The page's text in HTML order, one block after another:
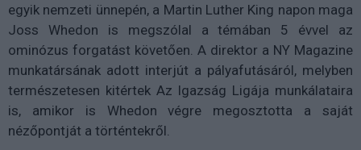
egyik nemzeti ünnepén, a Martin Luther King napon maga
Joss Whedon is megszólal a témában 5 évvel az
ominózus forgatást követően. A direktor a NY Magazine
munkatársának adott interjút a pályafutásáról, melyben
természetesen kitértek Az Igazság Ligája munkálataira
is, amikor is Whedon végre megosztotta a saját
nézőpontját a történtekről.